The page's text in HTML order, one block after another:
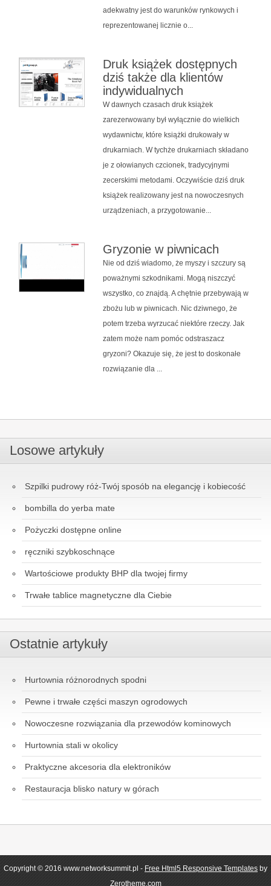
adekwatny jest do warunków rynkowych i
reprezentowanej licznie o...
Druk książek dostępnych
dziś także dla klientów
indywidualnych
W dawnych czasach druk książek
zarezerwowany był wyłącznie do wielkich
wydawnictw, które książki drukowały w
drukarniach. W tychże drukarniach składano
je z ołowianych czcionek, tradycyjnymi
zecerskimi metodami. Oczywiście dziś druk
książek realizowany jest na nowoczesnych
urządzeniach, a przygotowanie...
Gryzonie w piwnicach
Nie od dziś wiadomo, że myszy i szczury są
poważnymi szkodnikami. Mogą niszczyć
wszystko, co znajdą. A chętnie przebywają w
zbożu lub w piwnicach. Nic dziwnego, że
potem trzeba wyrzucać niektóre rzeczy. Jak
zatem może nam pomóc odstraszacz
gryzoni? Okazuje się, że jest to doskonałe
rozwiązanie dla ...
Losowe artykuły
Szpilki pudrowy róż-Twój sposób na elegancję i kobiecość
bombilla do yerba mate
Pożyczki dostępne online
ręczniki szybkoschnące
Wartościowe produkty BHP dla twojej firmy
Trwałe tablice magnetyczne dla Ciebie
Ostatnie artykuły
Hurtownia różnorodnych spodni
Pewne i trwałe części maszyn ogrodowych
Nowoczesne rozwiązania dla przewodów kominowych
Hurtownia stali w okolicy
Praktyczne akcesoria dla elektroników
Restauracja blisko natury w górach
Copyright © 2016 www.networksummit.pl - Free Html5 Responsive Templates by
Zerotheme.com